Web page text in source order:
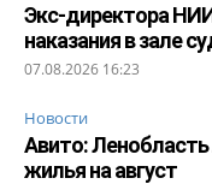
Экс-директора
наказания в зале
07.08.2026 16:23
Новости
Авито:
жилья на август